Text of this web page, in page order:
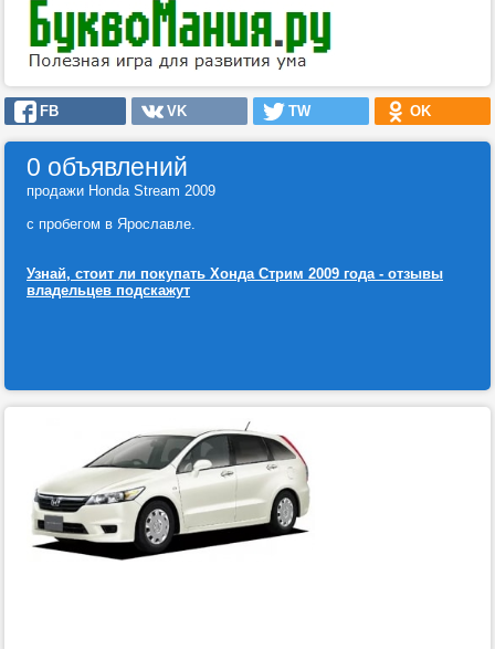
FB VK TW OK
0 объявлений
продажи Honda Stream 2009
с пробегом в Ярославле.
Узнай, стоит ли покупать Хонда Стрим 2009 года - отзывы
владельцев подскажут